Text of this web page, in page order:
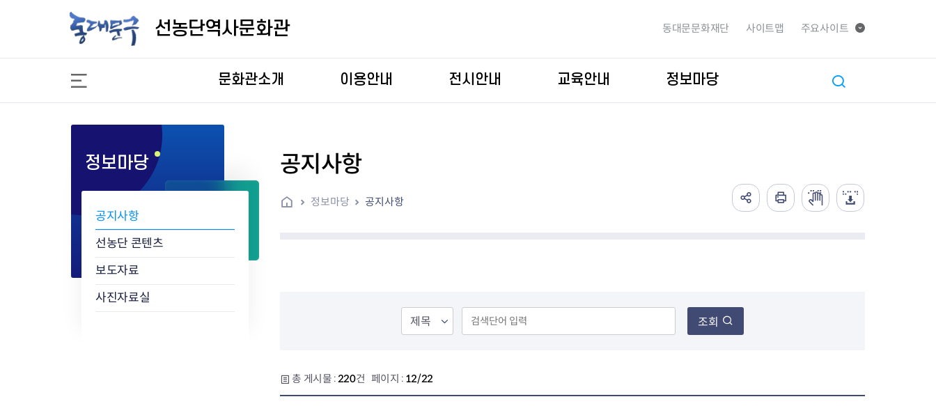
역
선농단역사문화관 동대문문화재단 사이트맵 주요사이트
문화관소개 이용안내 전시안내 교육안내 정보마당
정보마당
공지사항
선농단 콘텐츠
보도자료
사진자료실
공지사항
홈 정보마당 공지사항
조회
총 게시물 :220건 페이지 : 12/22